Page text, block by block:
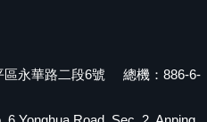
區永華路二段6號 總機：886-6-